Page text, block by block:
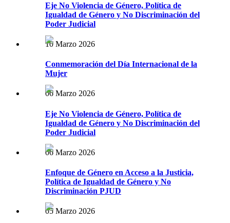
Eje No Violencia de Género, Política de
Igualdad de Género y No Discriminación del
Poder Judicial
10 Marzo 2026
Conmemoración del Día Internacional de la
Mujer
06 Marzo 2026
Eje No Violencia de Género, Política de
Igualdad de Género y No Discriminación del
Poder Judicial
06 Marzo 2026
Enfoque de Género en Acceso a la Justicia,
Política de Igualdad de Género y No
Discriminación PJUD
05 Marzo 2026